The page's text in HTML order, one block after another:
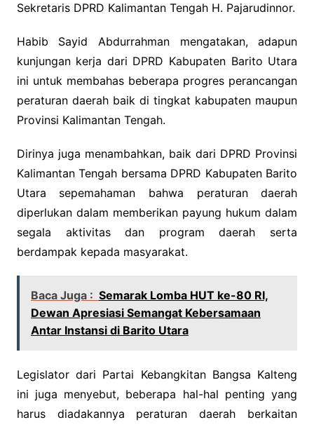
Sekretaris DPRD Kalimantan Tengah H. Pajarudinnor.
Habib Sayid Abdurrahman mengatakan, adapun
kunjungan kerja dari DPRD Kabupaten Barito Utara
ini untuk membahas beberapa progres perancangan
peraturan daerah baik di tingkat kabupaten maupun
Provinsi Kalimantan Tengah.
Dirinya juga menambahkan, baik dari DPRD Provinsi
Kalimantan Tengah bersama DPRD Kabupaten Barito
Utara sepemahaman bahwa peraturan daerah
diperlukan dalam memberikan payung hukum dalam
segala aktivitas dan program daerah serta
berdampak kepada masyarakat.
Baca Juga : Semarak Lomba HUT ke-80 RI,
Dewan Apresiasi Semangat Kebersamaan
Antar Instansi di Barito Utara
Legislator dari Partai Kebangkitan Bangsa Kalteng
ini juga menyebut, beberapa hal-hal penting yang
harus diadakannya peraturan daerah berkaitan